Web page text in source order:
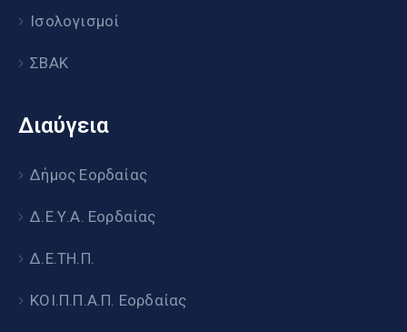
Ισολογισμοί
ΣΒΑΚ
Διαύγεια
Δήμος Εορδαίας
Δ.Ε.Υ.Α. Εορδαίας
Δ.Ε.ΤΗ.Π.
ΚΟΙ.Π.Π.Α.Π. Εορδαίας